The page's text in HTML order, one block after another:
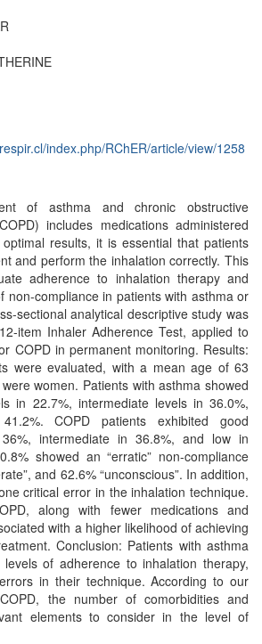
index.php/RChER/article/view/1258
of asthma and chronic obstructive
includes medications administered
results, it is essential that patients
and perform the inhalation correctly. This
adherence to inhala­tion therapy and
non-compliance in patients with asthma or
sectional analytical descriptive study was
item Inhaler Adherence Test, applied to
COPD in permanent monitoring. Results:
were evaluated, with a mean age of 63
women. Patients with asthma showed
in 22.7%, intermediate levels in 36.0%,
COPD patients exhibited good
intermediate in 36.8%, and low in
showed an “erratic” non-compliance
and 62.6% “unconscious”. In addi­tion,
critical error in the inhalation technique.
along with fewer medications and
with a higher likelihood of achieving
Conclusion: Patients with asthma
of adherence to inhalation therapy,
in their technique. According to our
the number of comorbidities and
elements to consider in the level of